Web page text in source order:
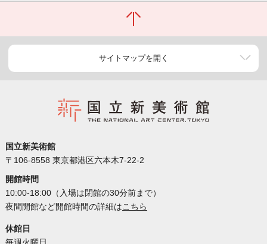
サイトマップを開く
国立新美術館
〒106-8558 東京都港区六本木7-22-2
開館時間
10:00-18:00（入場は閉館の30分前まで）
夜間開館など開館時間の詳細はこちら
休館日
毎週火曜日